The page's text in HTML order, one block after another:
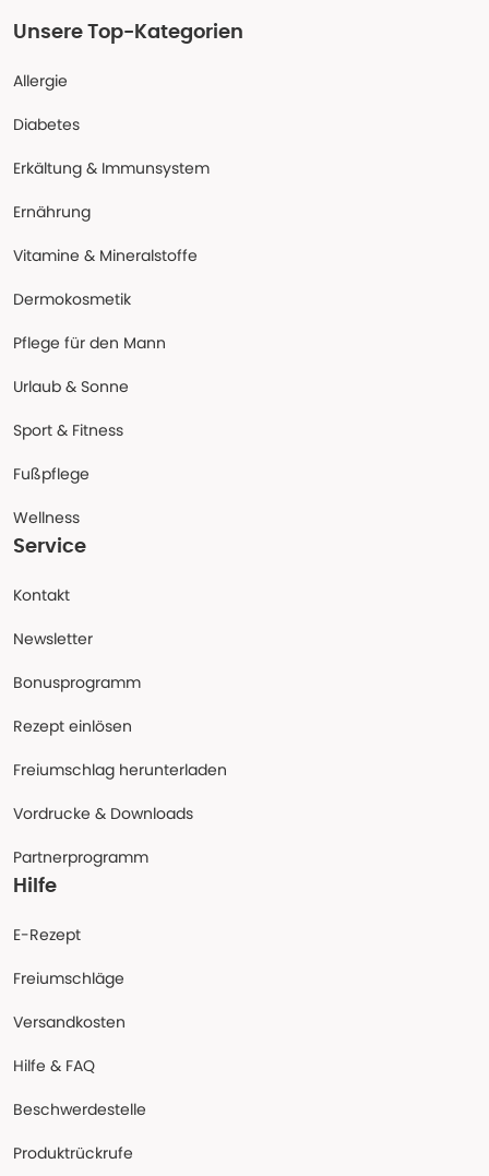
Unsere Top-Kategorien
Allergie
Diabetes
Erkältung & Immunsystem
Ernährung
Vitamine & Mineralstoffe
Dermokosmetik
Pflege für den Mann
Urlaub & Sonne
Sport & Fitness
Fußpflege
Wellness
Service
Kontakt
Newsletter
Bonusprogramm
Rezept einlösen
Freiumschlag herunterladen
Vordrucke & Downloads
Partnerprogramm
Hilfe
E-Rezept
Freiumschläge
Versandkosten
Hilfe & FAQ
Beschwerdestelle
Produktrückrufe